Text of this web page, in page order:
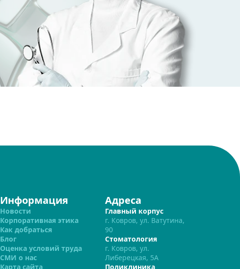
Информация
Новости
Корпоративная этика
Как добраться
Блог
Оценка условий труда
СМИ о нас
Карта сайта
Адреса
Главный корпус
г. Ковров, ул. Ватутина,
90
Стоматология
г. Ковров, ул.
Либерецкая, 5А
Поликлиника